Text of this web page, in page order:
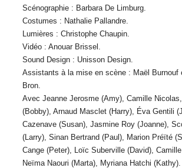
Scénographie : Barbara De Limburg.
Costumes : Nathalie Pallandre.
Lumières : Christophe Chaupin.
Vidéo : Anouar Brissel.
Sound Design : Unisson Design.
Assistants à la mise en scène : Maël Burnouf
Bron.
Avec Jeanne Jerosme (Amy), Camille
(Bobby), Arnaud Masclet (Harry), Éva Gentili
Cazenave (Susan), Jasmine Roy (Joanne),
(Larry), Sinan Bertrand (Paul), Marion Préïté
Cange (Peter), Loïc Suberville (David),
Neïma Naouri (Marta), Myriana Hatchi (Kathy).